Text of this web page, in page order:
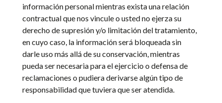
información personal mientras exista una relación
contractual que nos vincule o usted no ejerza su
derecho de supresión y/o limitación del tratamiento,
en cuyo caso, la información será bloqueada sin
darle uso más allá de su conservación, mientras
pueda ser necesaria para el ejercicio o defensa de
reclamaciones o pudiera derivarse algún tipo de
responsabilidad que tuviera que ser atendida.